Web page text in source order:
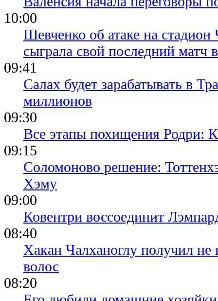
10:00
Шевченко об атаке на
сыграла свой последний матч
09:41
Салах будет зарабатывать в
миллионов
09:30
Все этапы похищения Родри:
09:15
Соломоново решение:
Хэму
09:00
Ковентри воссоединит
08:40
Хакан Чалханоглу получил не
волос
08:20